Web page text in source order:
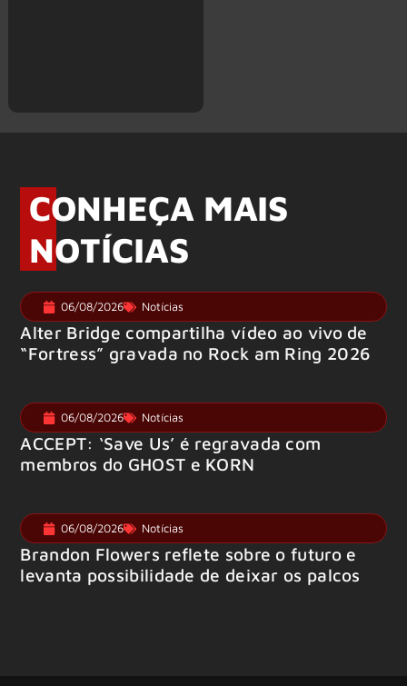
CONHEÇA MAIS
NOTÍCIAS
06/08/2026 Notícias
Alter Bridge compartilha vídeo ao vivo de
“Fortress” gravada no Rock am Ring 2026
06/08/2026 Notícias
ACCEPT: ‘Save Us’ é regravada com
membros do GHOST e KORN
06/08/2026 Notícias
Brandon Flowers reflete sobre o futuro e
levanta possibilidade de deixar os palcos